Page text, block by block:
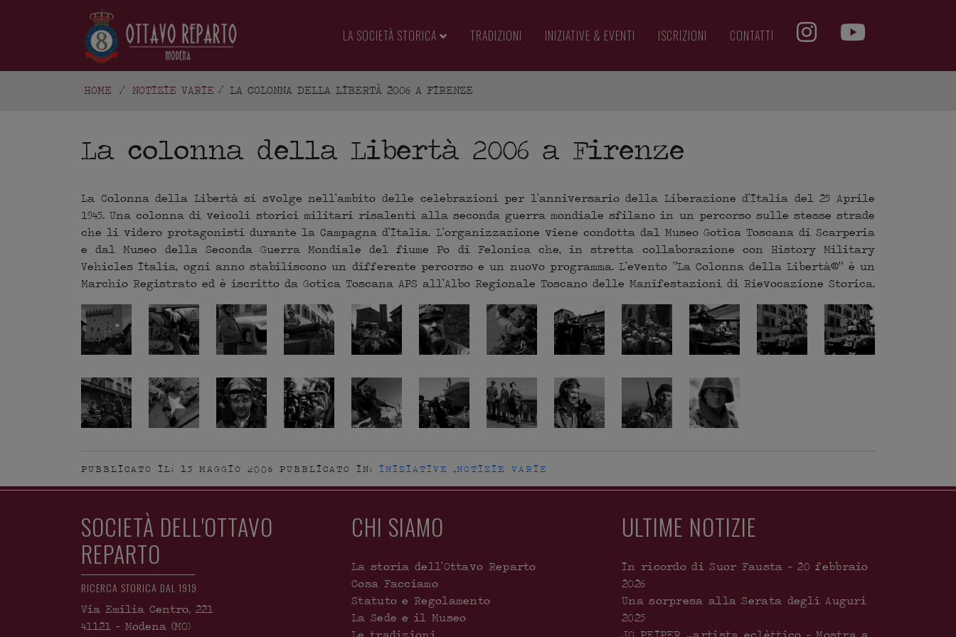
LA SOCIETÀ STORICA TRADIZIONI INIZIATIVE & EVENTI ISCRIZIONI CONTATTI
HOME / NOTIZIE VARIE LA COLONNA DELLA LIBERTÀ 2006 A FIRENZE
La colonna della Libertà 2006 a Firenze
La Colonna della Libertà si svolge nell’ambito delle celebrazioni per l’anniversario della Liberazione d’Italia del 25 Aprile
1945. Una colonna di veicoli storici militari risalenti alla seconda guerra mondiale sfilano in un percorso sulle stesse strade
che li videro protagonisti durante la Campagna d’Italia. L’organizzazione viene condotta dal Museo Gotica Toscana di Scarperia
e dal Museo della Seconda Guerra Mondiale del fiume Po di Felonica che, in stretta collaborazione con History Military
Vehicles Italia, ogni anno stabiliscono un differente percorso e un nuovo programma. L’evento “La Colonna della Libertà®” è un
Marchio Registrato ed è iscritto da Gotica Toscana APS all’Albo Regionale Toscano delle Manifestazioni di Rievocazione Storica.
PUBBLICATO IL: 15 MAGGIO 2006 PUBBLICATO IN: INIZIATIVE ,NOTIZIE VARIE
SOCIETÀ DELL'OTTAVO
REPARTO
RICERCA STORICA DAL 1919
Via Emilia Centro, 221
41121 - Modena (MO)
CHI SIAMO
La storia dell’Ottavo Reparto
Cosa Facciamo
Statuto e Regolamento
La Sede e il Museo
ULTIME NOTIZIE
In ricordo di Suor Fausta – 20 febbraio
2026
Una sorpresa alla Serata degli Auguri
2025